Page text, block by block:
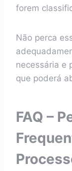
forem
Não perca
necessária e
que poderá
FAQ –